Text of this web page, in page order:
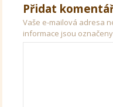
Přidat
Vaše e-mailová adresa
informace jsou